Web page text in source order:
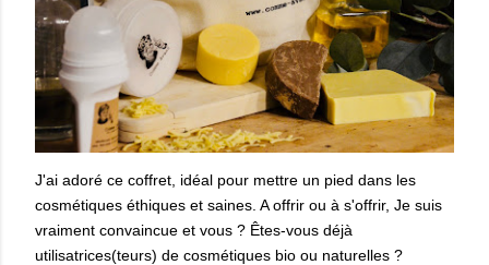
J'ai adoré ce coffret , idéal pour mettre un pied dans les
cosmétiques éthiques et saines. A offrir ou à s'offrir, Je suis
vraiment convaincue et vous ? Êtes-vous déjà
utilisatrices(teurs) de cosmétiques bio ou naturelles ?